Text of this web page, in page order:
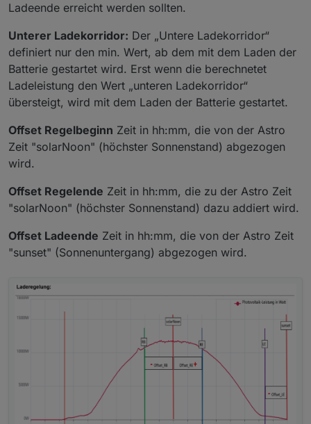
Ladeende erreicht werden sollten.
Unterer Ladekorridor: Der „Untere Ladekorridor“
definiert nur den min. Wert, ab dem mit dem Laden der
Batterie gestartet wird. Erst wenn die berechnetet
Ladeleistung den Wert „unteren Ladekorridor“
übersteigt, wird mit dem Laden der Batterie gestartet.
Offset Regelbeginn Zeit in hh:mm, die von der Astro
Zeit "solarNoon" (höchster Sonnenstand) abgezogen
wird.
Offset Regelende Zeit in hh:mm, die zu der Astro Zeit
"solarNoon" (höchster Sonnenstand) dazu addiert wird.
Offset Ladeende Zeit in hh:mm, die von der Astro Zeit
"sunset" (Sonnenuntergang) abgezogen wird.